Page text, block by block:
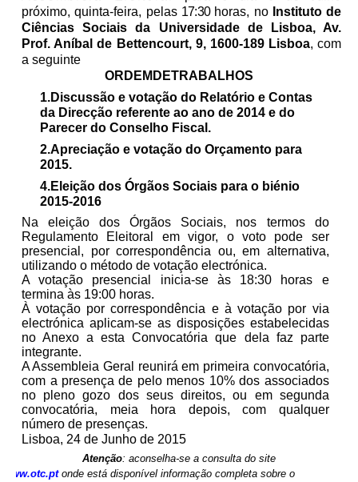
próximo, quinta-feira, pelas17:30 horas, no Instituto de
Ciências Sociais da Universidade de Lisboa, Av.
Prof. Aníbal de Bettencourt, 9, 1600-189 Lisboa, com
a seguinte
ORDEMDETRABALHOS
1.Discussão e votação do Relatório e Contas
da Direcção referente ao ano de 2014 e do
Parecer do Conselho Fiscal.
2.Apreciação e votação do Orçamento para
2015.
4.Eleição dos Órgãos Sociais para o biénio
2015-2016
Na eleição dos Órgãos Sociais, nos termos do
Regulamento Eleitoral em vigor, o voto pode ser
presencial, por correspondência ou, em alternativa,
utilizando o método de votação electrónica.
A votação presencial inicia-se às 18:30 horas e
termina às 19:00 horas.
À votação por correspondência e à votação por via
electrónica aplicam-se as disposições estabelecidas
no Anexo a esta Convocatória que dela faz parte
integrante.
A Assembleia Geral reunirá em primeira convocatória,
com a presença de pelo menos 10% dos associados
no pleno gozo dos seus direitos, ou em segunda
convocatória, meia hora depois, com qualquer
número de presenças.
Lisboa, 24 de Junho de 2015
Atenção: aconselha-se a consulta do site
www.otc.ptonde está disponível informação completa sobre o